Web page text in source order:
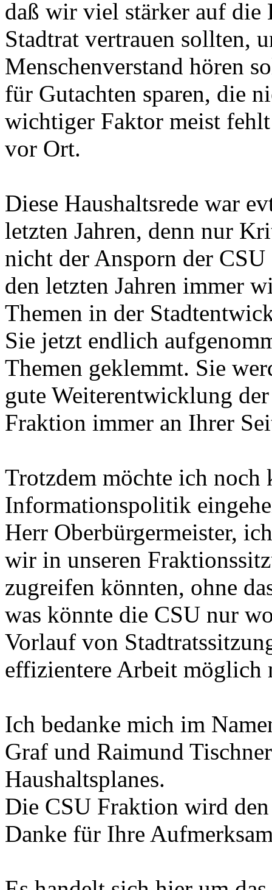
daß wir viel stärker auf die
Stadtrat vertrauen sollten,
Menschenverstand hören
für Gutachten sparen, die
wichtiger Faktor meist
vor Ort.
Diese Haushaltsrede war
letzten Jahren, denn nur
nicht der Ansporn der
den letzten Jahren immer
Themen in der
Sie jetzt endlich
Themen geklemmt. Sie
gute Weiterentwicklung
Fraktion immer an Ihrer
Trotzdem möchte ich noch
Informationspolitik
Herr Oberbürgermeister,
wir in unseren
zugreifen könnten, ohne
was könnte die CSU nur
Vorlauf von
effizientere Arbeit möglich
Ich bedanke mich im
Graf und Raimund
Haushaltsplanes.
Die CSU Fraktion wird
Danke für Ihre